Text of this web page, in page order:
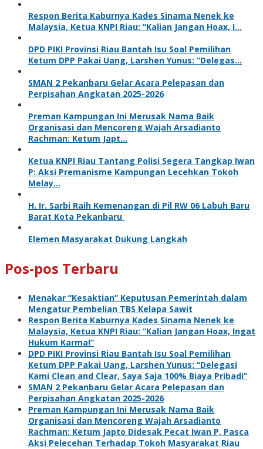
Respon Berita Kaburnya Kades Sinama Nenek ke
Malaysia, Ketua KNPI Riau: “Kalian Jangan Hoax, I…
DPD PIKI Provinsi Riau Bantah Isu Soal Pemilihan
Ketum DPP Pakai Uang, Larshen Yunus: “Delegas…
SMAN 2 Pekanbaru Gelar Acara Pelepasan dan
Perpisahan Angkatan 2025-2026
Preman Kampungan Ini Merusak Nama Baik
Organisasi dan Mencoreng Wajah Arsadianto
Rachman: Ketum Japt…
Ketua KNPI Riau Tantang Polisi Segera Tangkap Iwan
P: Aksi Premanisme Kampungan Lecehkan Tokoh
Melay…
H. Ir. Sarbi Raih Kemenangan di Pil RW 06 Labuh Baru
Barat Kota Pekanbaru
Elemen Masyarakat Dukung Langkah
Pos-pos Terbaru
Menakar “Kesaktian” Keputusan Pemerintah dalam
Mengatur Pembelian TBS Kelapa Sawit
Respon Berita Kaburnya Kades Sinama Nenek ke
Malaysia, Ketua KNPI Riau: “Kalian Jangan Hoax, Ingat
Hukum Karma!”
DPD PIKI Provinsi Riau Bantah Isu Soal Pemilihan
Ketum DPP Pakai Uang, Larshen Yunus: “Delegasi
Kami Clean and Clear, Saya Saja 100% Biaya Pribadi”
SMAN 2 Pekanbaru Gelar Acara Pelepasan dan
Perpisahan Angkatan 2025-2026
Preman Kampungan Ini Merusak Nama Baik
Organisasi dan Mencoreng Wajah Arsadianto
Rachman: Ketum Japto Didesak Pecat Iwan P, Pasca
Aksi Pelecehan Terhadap Tokoh Masyarakat Riau